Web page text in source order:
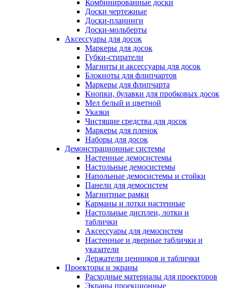
Комбинированные доски
Доски чертежные
Доски-планинги
Доски-мольберты
Аксессуары для досок
Маркеры для досок
Губки-стиратели
Магниты и аксессуары для досок
Блокноты для флипчартов
Маркеры для флипчарта
Кнопки, булавки для пробковых досок
Мел белый и цветной
Указки
Чистящие средства для досок
Маркеры для пленок
Наборы для досок
Демонстрационные системы
Настенные демосистемы
Настольные демосистемы
Напольные демосистемы и стойки
Панели для демосистем
Магнитные рамки
Карманы и лотки настенные
Настольные дисплеи, лотки и
таблички
Аксессуары для демосистем
Настенные и дверные таблички и
указатели
Держатели ценников и таблички
Проекторы и экраны
Расходные материалы для проекторов
Экраны проекционные